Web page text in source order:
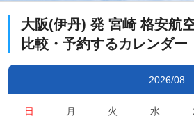
大阪(伊丹) 発 宮崎格安航
比較・予約するカレンダー
2026/08
日 月 火 水